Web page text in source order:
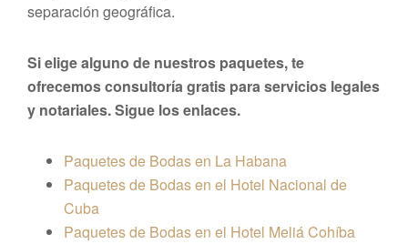
separación geográfica.
Si elige alguno de nuestros paquetes, te
ofrecemos consultoría gratis para servicios legales
y notariales. Sigue los enlaces.
Paquetes de Bodas en La Habana
Paquetes de Bodas en el Hotel Nacional de
Cuba
Paquetes de Bodas en el Hotel Meliá Cohíba